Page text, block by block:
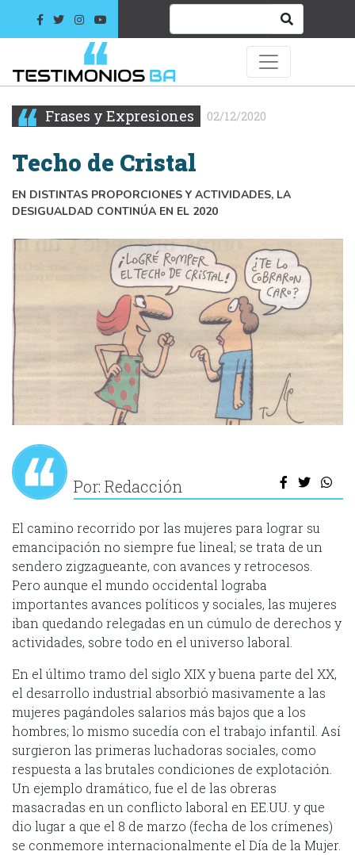
Frases y Expresiones 02/12/2020
Techo de Cristal
EN DISTINTAS PROPORCIONES Y ACTIVIDADES, LA
DESIGUALDAD CONTINÚA EN EL 2020
Por: Redacción
El camino recorrido por las mujeres para lograr su
emancipación no siempre fue lineal; se trata de un
sendero zigzagueante, con avances y retrocesos.
Pero aunque el mundo occidental lograba
importantes avances políticos y sociales, las mujeres
iban quedando relegadas en un cúmulo de derechos y
actividades, sobre todo en el universo laboral.
En el último tramo del siglo XIX y buena parte del XX,
el desarrollo industrial absorbió masivamente a las
mujeres pagándoles salarios más bajos que a los
hombres; lo mismo sucedía con el trabajo infantil. Así
surgieron las primeras luchadoras sociales, como
respuesta a las brutales condiciones de explotación.
Un ejemplo dramático, fue el de las obreras
masacradas en un conflicto laboral en EE.UU. y que
dio lugar a que el 8 de marzo (fecha de los crímenes)
se conmemore internacionalmente el Día de la Mujer.